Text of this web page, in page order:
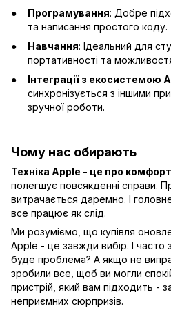
Програмування: Добре
та написання простого коду.
Навчання: Ідеальний для
портативності та
Інтеграції з екосистемою
синхронізується з іншими
зручної роботи.
Чому нас обирають
Техніка Apple - це про
полегшує повсякденні справи.
витрачається даремно. І
все працює як слід.
Ми розуміємо, що купівля
Apple - це завжди вибір. І часто
буде проблема? А якщо не
зробили все, щоб ви могли
пристрій, який вам підходить -
неприємних сюрпризів.